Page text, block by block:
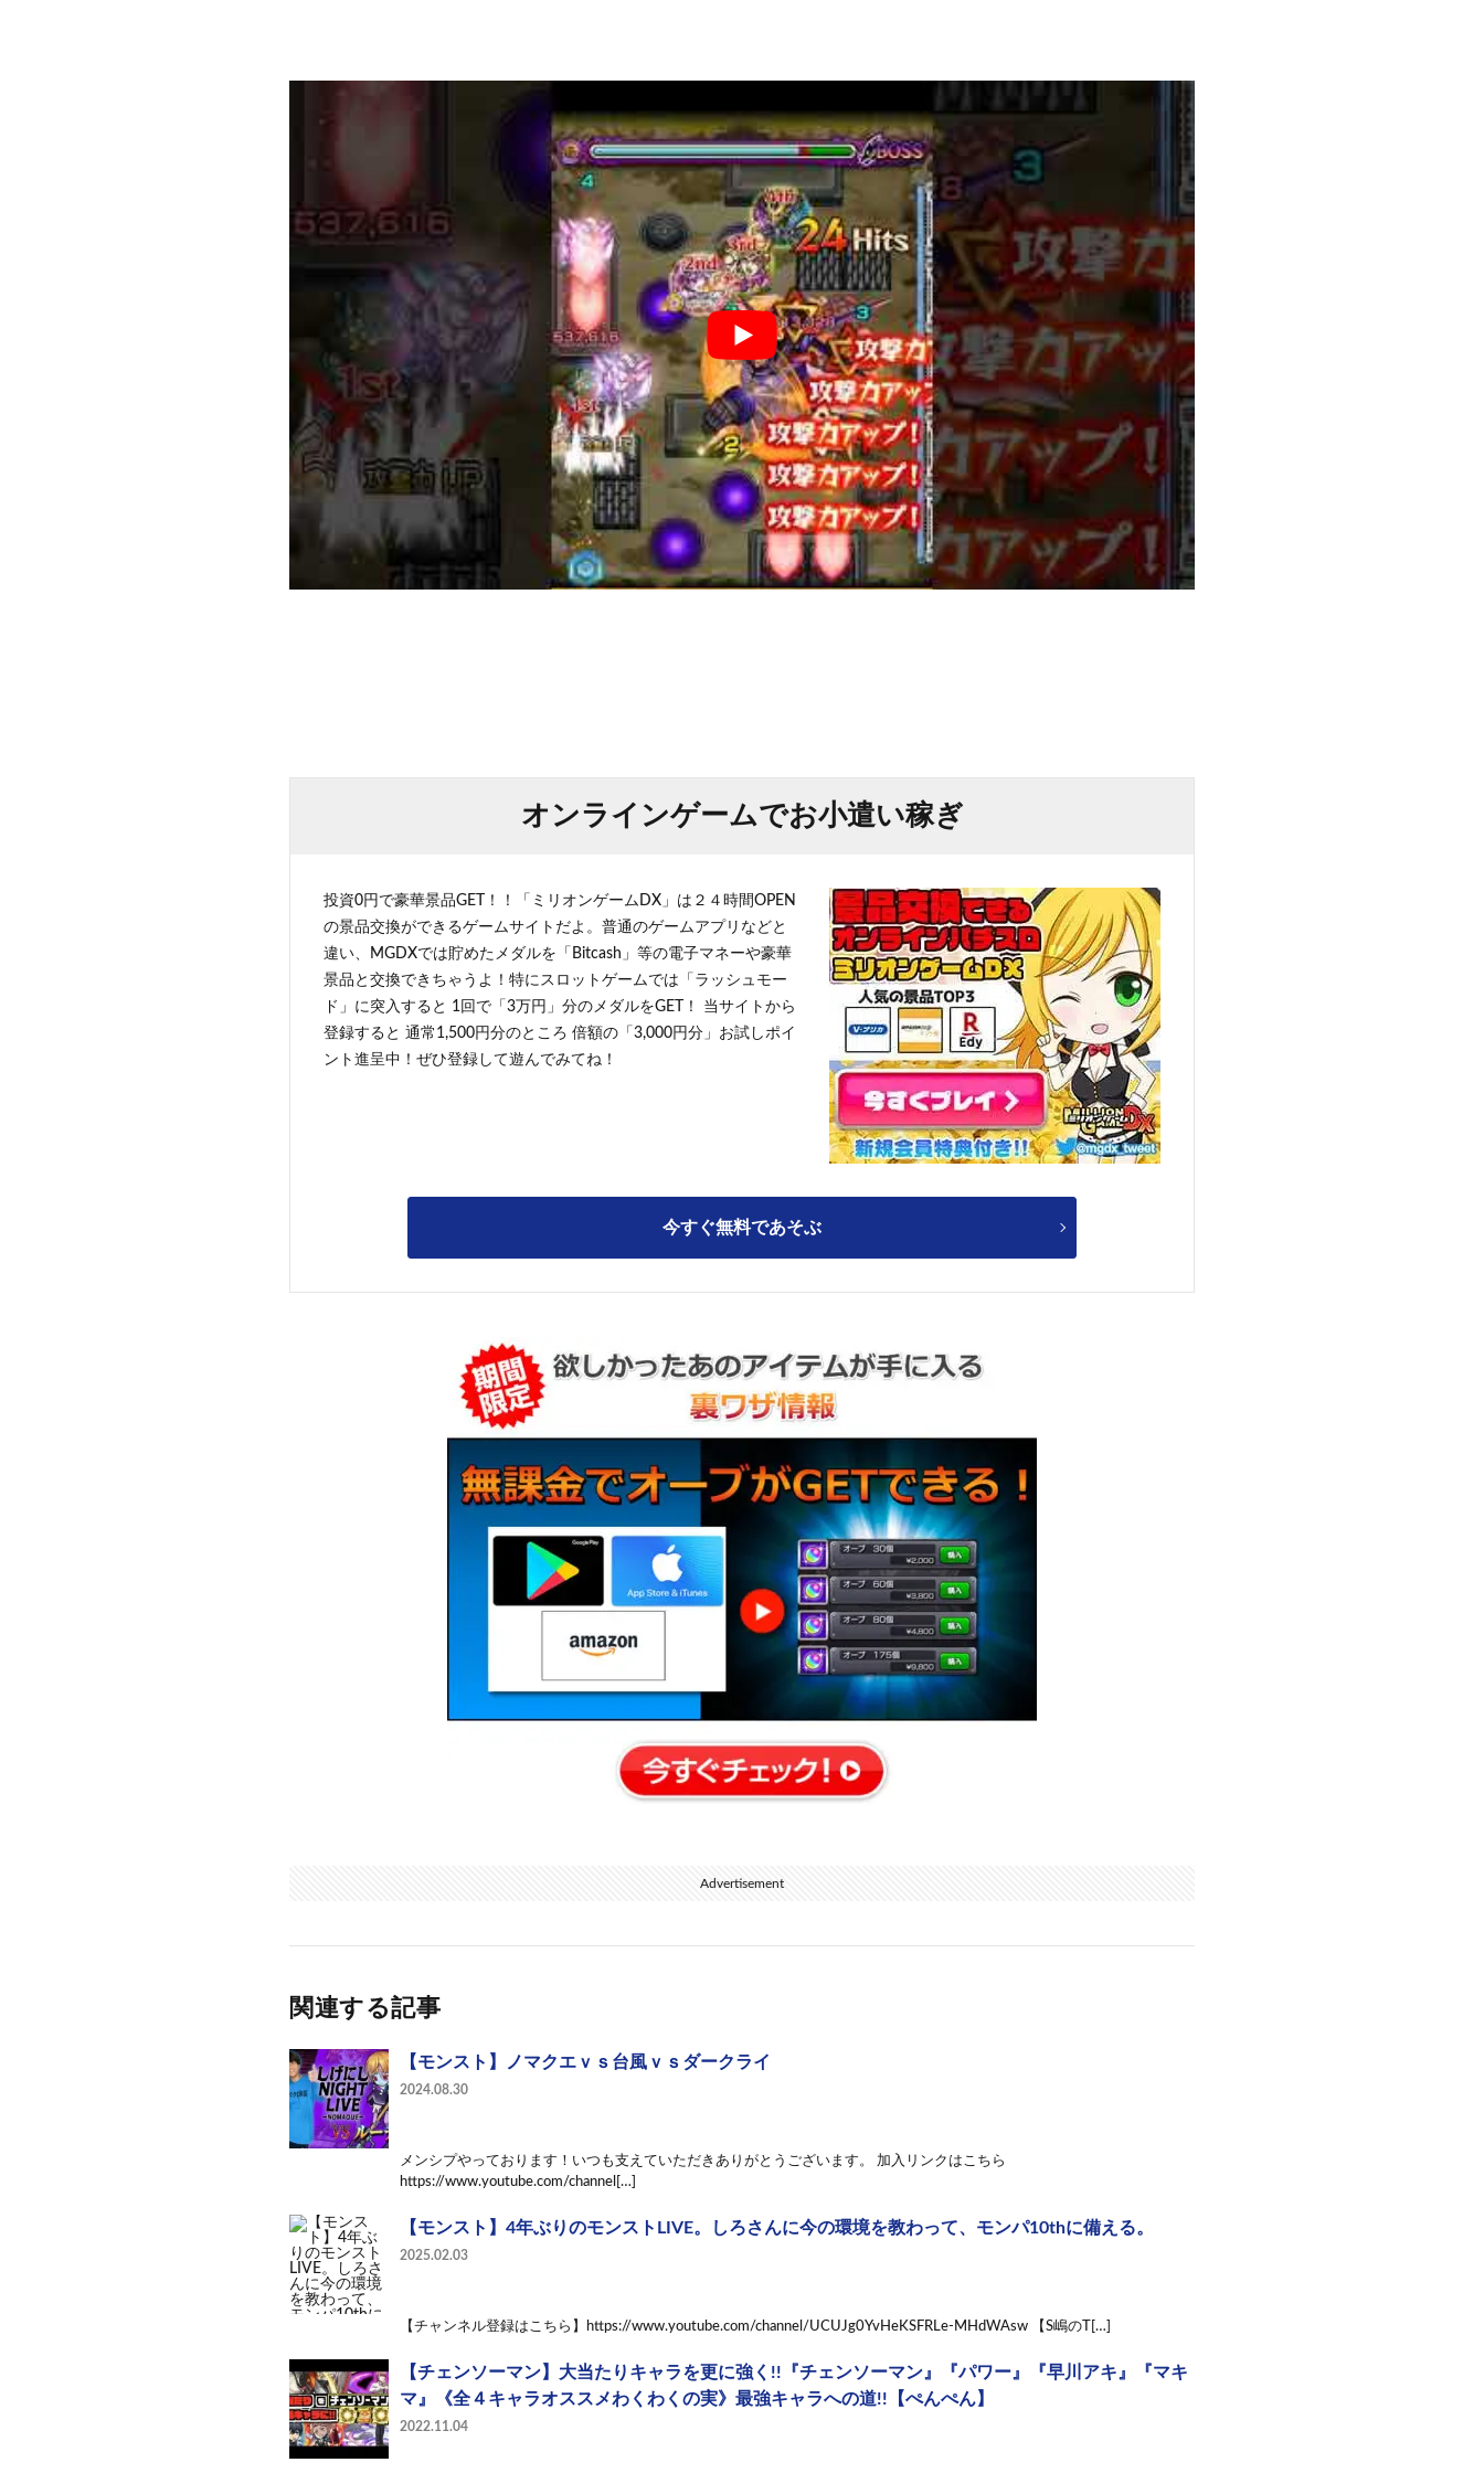
オンラインゲームでお小遣い稼ぎ
投資0円で豪華景品GET！！「ミリオンゲームDX」は２４時間OPEN
の景品交換ができるゲームサイトだよ。普通のゲームアプリなどと
違い、MGDXでは貯めたメダルを「Bitcash」等の電子マネーや豪華
景品と交換できちゃうよ！特にスロットゲームでは「ラッシュモー
ド」に突入すると 1回で「3万円」分のメダルをGET！ 当サイトから
登録すると 通常1,500円分のところ 倍額の「3,000円分」お試しポイ
ント進呈中！ぜひ登録して遊んでみてね！
今すぐ無料であそぶ
Advertisement
関連する記事
【モンスト】ノマクエｖｓ台風ｖｓダークライ
2024.08.30
メンシプやっております！いつも支えていただきありがとうございます。 加入リンクはこちら
https://www.youtube.com/channel[…]
【モンスト】4年ぶりのモンストLIVE。しろさんに今の環境を教わって、モンパ10thに備える。
2025.02.03
【チャンネル登録はこちら】https://www.youtube.com/channel/UCUJg0YvHeKSFRLe-MHdWAsw 【S嶋のT[…]
【チェンソーマン】大当たりキャラを更に強く!!『チェンソーマン』『パワー』『早川アキ』『マキ
マ』《全４キャラオススメわくわくの実》最強キャラへの道!!【ぺんぺん】
2022.11.04